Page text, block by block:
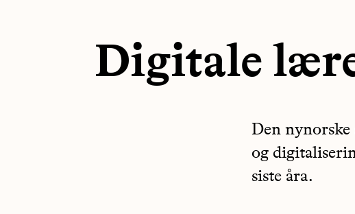
Digitale
Den
og
siste åra.